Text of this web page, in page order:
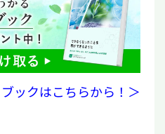
ックはこちらから！＞